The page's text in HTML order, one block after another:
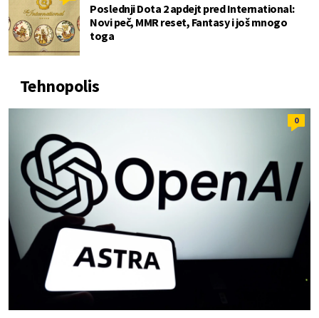
Poslednji Dota 2 apdejt pred International:
Novi peč, MMR reset, Fantasy i još mnogo
toga
Tehnopolis
0